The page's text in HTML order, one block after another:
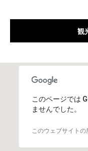
観
このページでは
ませんでした。
このウェブサイトの